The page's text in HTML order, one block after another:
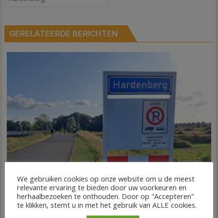
GERELATEERDE BERICHTEN
We gebruiken cookies op onze website om u de meest
relevante ervaring te bieden door uw voorkeuren en
herhaalbezoeken te onthouden. Door op "Accepteren"
te klikken, stemt u in met het gebruik van ALLE cookies.